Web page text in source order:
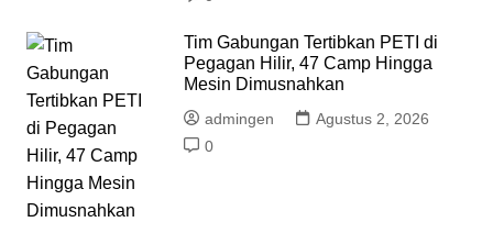
Tim Gabungan Tertibkan PETI di
Pegagan Hilir, 47 Camp Hingga
Mesin Dimusnahkan
admingen
Agustus 2, 2026
0